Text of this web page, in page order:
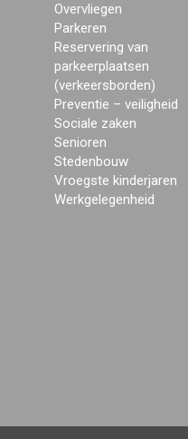
Overvliegen
Parkeren
Reservering van
parkeerplaatsen
(verkeersborden)
Preventie – veiligheid
Sociale zaken
Senioren
Stedenbouw
Vroegste kinderjaren
Werkgelegenheid